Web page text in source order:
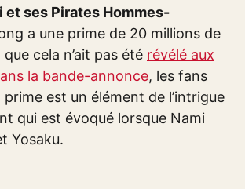
et ses Pirates Hommes-
a une prime de 20 millions de
cela n’ait pas été révélé aux
la bande-annonce, les fans
est un élément de l’intrigue
qui est évoqué lorsque Nami
Yosaku.